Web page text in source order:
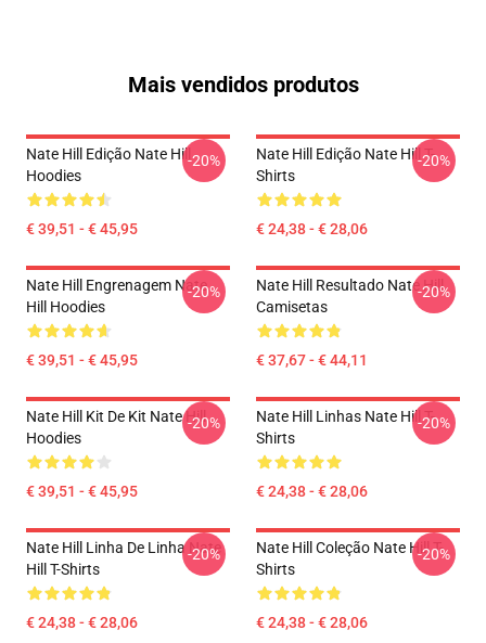
Mais vendidos produtos
Nate Hill Edição Nate Hill
Hoodies
€ 39,51 - € 45,95
-20%
Nate Hill Edição Nate Hill T-
Shirts
€ 24,38 - € 28,06
-20%
Nate Hill Engrenagem Nate
Hill Hoodies
€ 39,51 - € 45,95
-20%
Nate Hill Resultado Nate Hill
Camisetas
€ 37,67 - € 44,11
-20%
Nate Hill Kit De Kit Nate Hill
Hoodies
€ 39,51 - € 45,95
-20%
Nate Hill Linhas Nate Hill T-
Shirts
€ 24,38 - € 28,06
-20%
Nate Hill Linha De Linha Nate
Hill T-Shirts
€ 24,38 - € 28,06
-20%
Nate Hill Coleção Nate Hill T-
Shirts
€ 24,38 - € 28,06
-20%